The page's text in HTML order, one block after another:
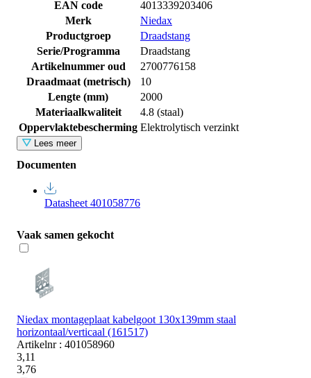
EAN code
4013339203406
Merk
Niedax
Productgroep
Draadstang
Serie/Programma
Draadstang
Artikelnummer oud
2700776158
Draadmaat (metrisch)
10
Lengte (mm)
2000
Materiaalkwaliteit
4.8 (staal)
Oppervlaktebescherming Elektrolytisch verzinkt
Lees meer
Documenten
Datasheet 401058776
Vaak samen gekocht
Niedax montageplaat kabelgoot 130x139mm staal
horizontaal/verticaal (161517)
Artikelnr : 401058960
3,11
3,76